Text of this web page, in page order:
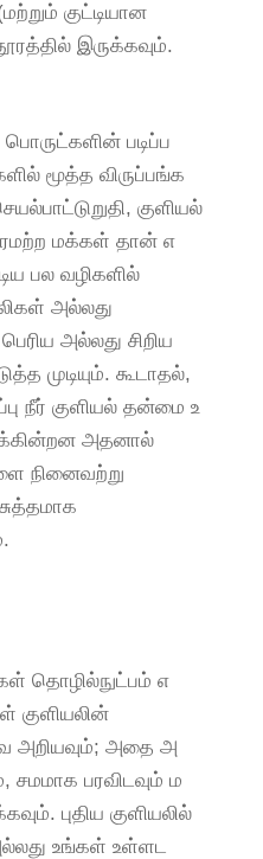
குட்டியான
இருக்கவும்.
படிப்ப
மூத்த விருப்பங்க
குளியல்
மக்கள் தான் எ
பல வழிகளில்
அல்லது
அல்லது சிறிய
முடியும். கூடாதல்,
நீர் குளியல் தன்மை உ
அதனால்
நினைவற்று
தொழில்நுட்பம் எ
குளியலின்
அறியவும்; அதை அ
சமமாக பரவிடவும் ம
புதிய குளியலில்
உங்கள் உள்ளட